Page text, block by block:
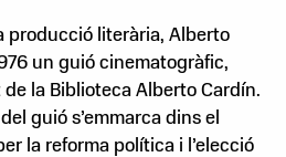
producció literària, Alberto
un guió cinematogràfic,
la Biblioteca Alberto Cardín.
guió s’emmarca dins el
la reforma política i l’elecció